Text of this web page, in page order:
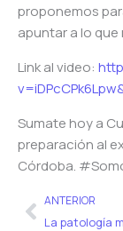
proponemos
apuntar a lo
Link al video:
Sumate hoy a
preparación al
Córdoba.
AntANTERIOR